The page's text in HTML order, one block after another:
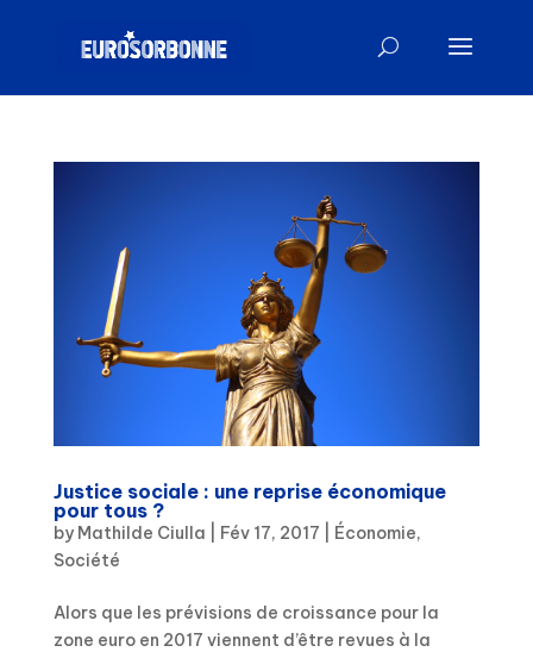
Justice sociale : une reprise économique
pour tous ?
by Mathilde Ciulla Fév 17, 2017 Économie,
Société
Alors que les prévisions de croissance pour la
zone euro en 2017 viennent d’être revues à la